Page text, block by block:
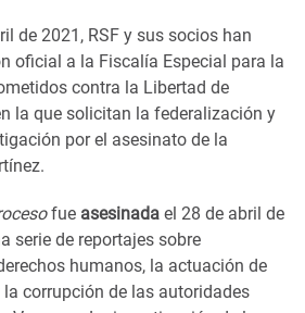
de 2021, RSF y sus socios han
oficial a la Fiscalía Especial para la
contra la Libertad de
la que solicitan la federalización y
por el asesinato de la
fue asesinada el 28 de abril de
serie de reportajes sobre
humanos, la actuación de
corrupción de las autoridades